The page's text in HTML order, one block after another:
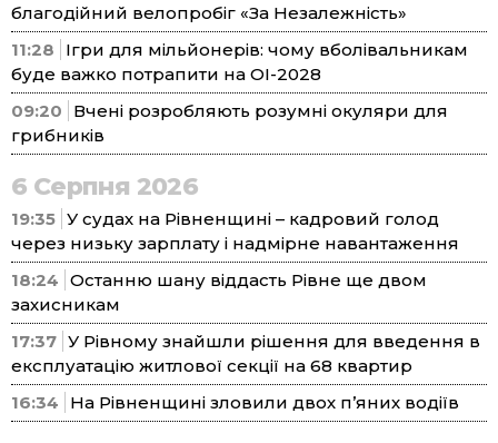
благодійний велопробіг «За Незалежність»
11:28
Ігри для мільйонерів: чому вболівальникам
буде важко потрапити на ОІ-2028
09:20
Вчені розробляють розумні окуляри для
грибників
6 Серпня 2026
19:35 У судах на Рівненщині – кадровий голод
через низьку зарплату і надмірне навантаження
18:24 Останню шану віддасть Рівне ще двом
захисникам
17:37 У Рівному знайшли рішення для введення в
експлуатацію житлової секції на 68 квартир
16:34
На Рівненщині зловили двох п’яних водіїв